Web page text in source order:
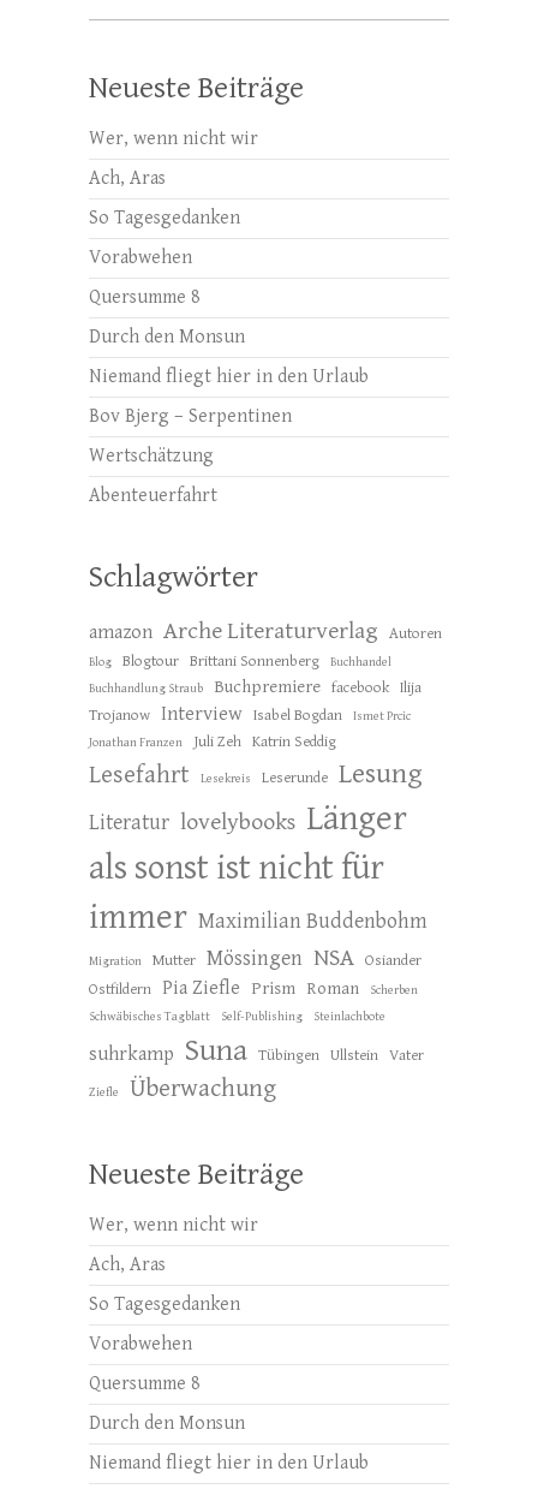
Neueste Beiträge
Wer, wenn nicht wir
Ach, Aras
So Tagesgedanken
Vorabwehen
Quersumme 8
Durch den Monsun
Niemand fliegt hier in den Urlaub
Bov Bjerg – Serpentinen
Wertschätzung
Abenteuerfahrt
Schlagwörter
amazon Arche Literaturverlag Autoren
Blog Blogtour Brittani Sonnenberg
Buchhandel
Buchhandlung Straub
Buchpremiere facebook Ilija
Trojanow
Interview Isabel Bogdan
Ismet Prcic
Jonathan Franzen
Juli Zeh Katrin Seddig
Lesefahrt Lesekreis Leserunde Lesung
Literatur lovelybooks Länger
als sonst ist nicht für
immer Maximilian Buddenbohm
Migration Mutter Mössingen NSA Osiander
Ostfildern Pia Ziefle Prism Roman
Scherben
Schwäbisches Tagblatt
Self-Publishing Steinlachbote
suhrkamp Suna Tübingen Ullstein Vater
Ziefle Überwachung
Neueste Beiträge
Wer, wenn nicht wir
Ach, Aras
So Tagesgedanken
Vorabwehen
Quersumme 8
Durch den Monsun
Niemand fliegt hier in den Urlaub